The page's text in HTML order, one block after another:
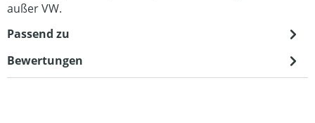
außer VW.
Passend zu
Bewertungen